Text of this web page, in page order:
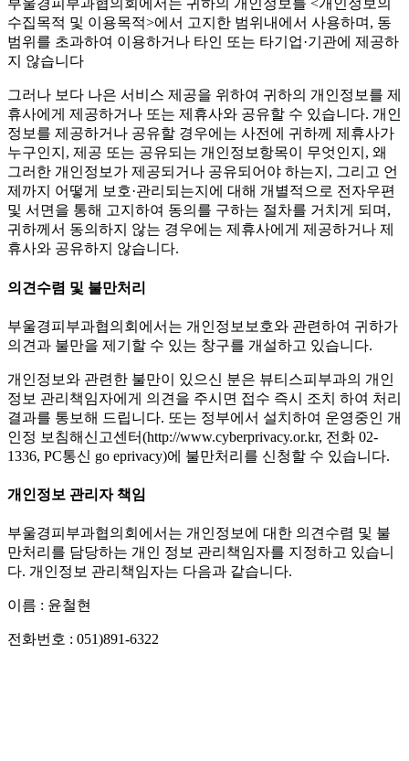
부울경피부과협의회에서는 귀하의 개인정보를 <개인정보의
수집목적 및 이용목적>에서 고지한 범위내에서 사용하며, 동
범위를 초과하여 이용하거나 타인 또는 타기업·기관에 제공하
지 않습니다
그러나 보다 나은 서비스 제공을 위하여 귀하의 개인정보를 제
휴사에게 제공하거나 또는 제휴사와 공유할 수 있습니다. 개인
정보를 제공하거나 공유할 경우에는 사전에 귀하께 제휴사가
누구인지, 제공 또는 공유되는 개인정보항목이 무엇인지, 왜
그러한 개인정보가 제공되거나 공유되어야 하는지, 그리고 언
제까지 어떻게 보호·관리되는지에 대해 개별적으로 전자우편
및 서면을 통해 고지하여 동의를 구하는 절차를 거치게 되며,
귀하께서 동의하지 않는 경우에는 제휴사에게 제공하거나 제
휴사와 공유하지 않습니다.
의견수렴 및 불만처리
부울경피부과협의회에서는 개인정보보호와 관련하여 귀하가
의견과 불만을 제기할 수 있는 창구를 개설하고 있습니다.
개인정보와 관련한 불만이 있으신 분은 뷰티스피부과의 개인
정보 관리책임자에게 의견을 주시면 접수 즉시 조치 하여 처리
결과를 통보해 드립니다. 또는 정부에서 설치하여 운영중인 개
인정 보침해신고센터(http://www.cyberprivacy.or.kr, 전화 02-
1336, PC통신 go eprivacy)에 불만처리를 신청할 수 있습니다.
개인정보 관리자 책임
부울경피부과협의회에서는 개인정보에 대한 의견수렴 및 불
만처리를 담당하는 개인 정보 관리책임자를 지정하고 있습니
다. 개인정보 관리책임자는 다음과 같습니다.
이름 : 윤철현
전화번호 : 051)891-6322